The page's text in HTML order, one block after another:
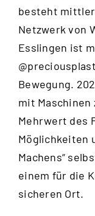
besteht
Netzwerk von
Esslingen ist
Bewegung.
mit
Mehrwert des
Möglichkeiten
Machens“
einem für die
sicheren Ort.